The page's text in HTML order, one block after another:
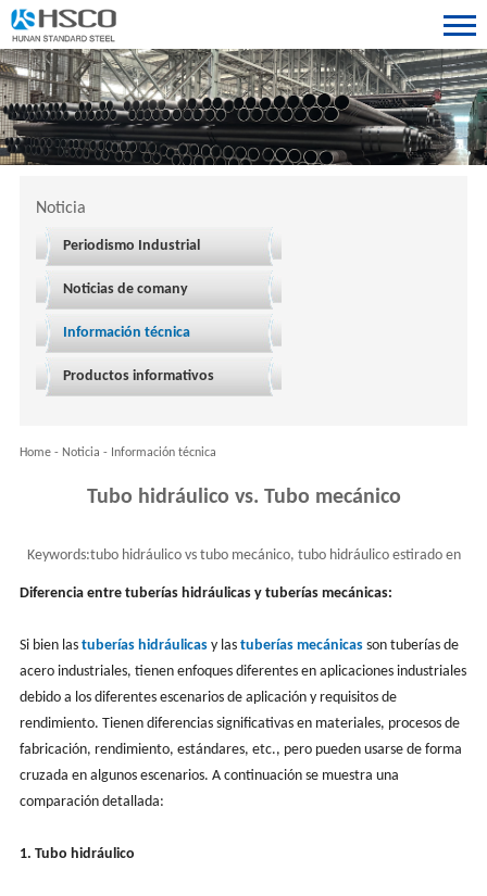
Noticia
Periodismo Industrial
Noticias de comany
Información técnica
Productos informativos
Home- Noticia - Información técnica
Tubo hidráulico vs. Tubo mecánico
Keywords:tubo hidráulico vs tubo mecánico, tubo hidráulico estirado en
frío y tubo mecánico, tubería de acero
Diferencia entre tuberías hidráulicas y tuberías mecánicas:
Si bien las tuberías hidráulicasy las tuberías mecánicasson tuberías de
acero industriales, tienen enfoques diferentes en aplicaciones industriales
debido a los diferentes escenarios de aplicación y requisitos de
rendimiento. Tienen diferencias significativas en materiales, procesos de
fabricación, rendimiento, estándares, etc., pero pueden usarse de forma
cruzada en algunos escenarios. A continuación se muestra una
comparación detallada:
1. Tubo hidráulico